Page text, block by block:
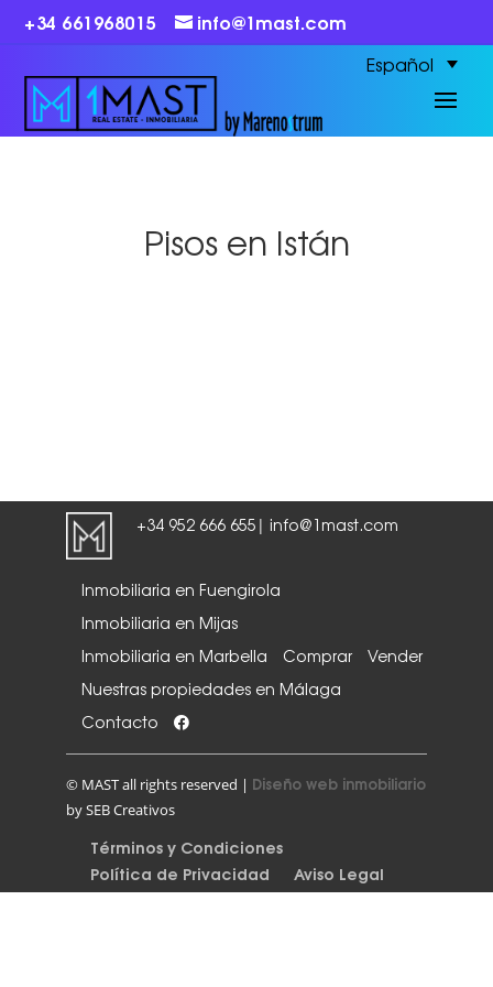
+34 661968015 info@1mast.com
Español
Pisos en Istán
+34 952 666 655 | info@1mast.com
Inmobiliaria en Fuengirola
Inmobiliaria en Mijas
Inmobiliaria en Marbella
Comprar
Vender
Nuestras propiedades en Málaga
Contacto
© MAST all rights reserved | Diseño web inmobiliario
by SEB Creativos
Términos y Condiciones
Política de Privacidad
Aviso Legal